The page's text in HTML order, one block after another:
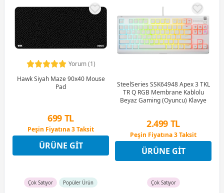
Yorum (1)
Hawk Siyah Maze 90x40 Mouse
Pad
699 TL
Peşin Fiyatına 3 Taksit
12 Ay x 82 TL taksitle
Peşin Fiyatına 3 Taksit
ÜRÜNE GIT
SteelSeries SSK64948 Apex 3 TKL
TR Q RGB Membrane Kablolu
Beyaz Gaming (Oyuncu) Klavye
2.499 TL
Peşin Fiyatına 3 Taksit
12 Ay x 294 TL taksitle
Peşin Fiyatına 3 Taksit
ÜRÜNE GIT
Çok Satıyor Popüler Ürün Çok Satıyor